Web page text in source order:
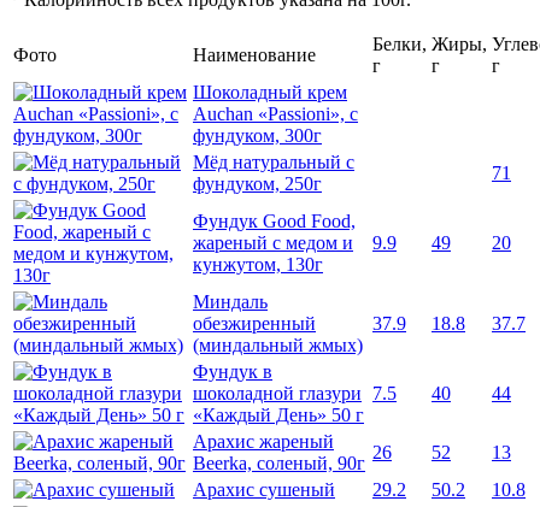
Фото Наименование
Белки,
г
Жиры,
г
г
Шоколадный крем
Auchan «Passioni», с
фундуком, 300г
Мёд натуральный с
фундуком, 250г
71
Фундук Good Food,
жареный с медом и
кунжутом, 130г
9.9 49 20
Миндаль
обезжиренный
(миндальный жмых)
37.9 18.8 37.7
Фундук в
шоколадной глазури
«Каждый День» 50 г
7.5 40 44
Арахис жареный
Beerka, соленый, 90г
26 52
13
Арахис сушеный
29.2 50.2
10.8